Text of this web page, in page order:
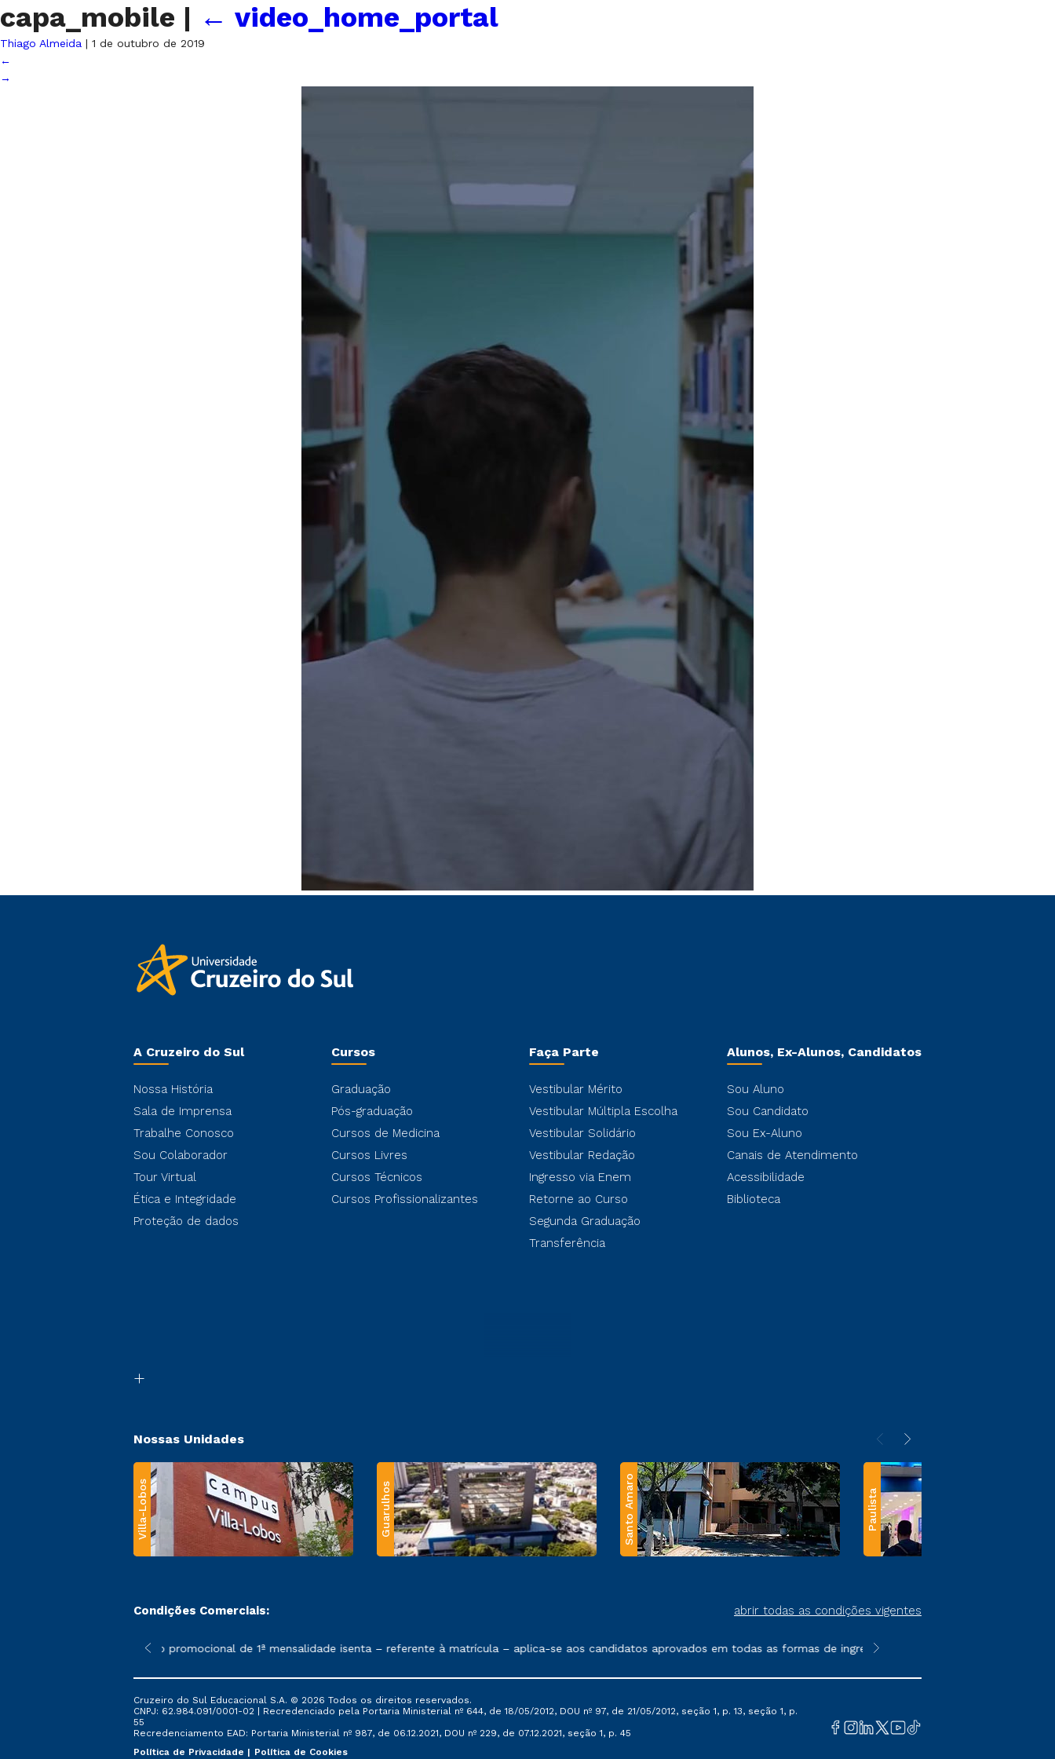
capa_mobile | ← video_home_portal
Thiago Almeida | 1 de outubro de 2019
←
→
A Cruzeiro do Sul
Nossa História
Sala de Imprensa
Trabalhe Conosco
Sou Colaborador
Tour Virtual
Ética e Integridade
Proteção de dados
Cursos
Graduação
Pós-graduação
Cursos de Medicina
Cursos Livres
Cursos Técnicos
Cursos Profissionalizantes
Faça Parte
Vestibular Mérito
Vestibular Múltipla Escolha
Vestibular Solidário
Vestibular Redação
Ingresso via Enem
Retorne ao Curso
Segunda Graduação
Transferência
Alunos, Ex-Alunos, Candidatos
Sou Aluno
Sou Candidato
Sou Ex-Aluno
Canais de Atendimento
Acessibilidade
Biblioteca
Nossas Unidades
Villa-Lobos Guarulhos Santo Amaro Paulista
Condições Comerciais: abrir todas as condições vigentes
sofrer alterações nos períodos de rematrícula conforme exposto no contrato de prestação de serviços.
*A condição promocional de 1ª mensalidade isenta – referente à matrícula – aplica-se aos candidatos aprovados em todas as formas de ingresso, exceto na prova on-line ou
**Semipresencial e EAD são
Cruzeiro do Sul Educacional S.A. © 2026 Todos os direitos reservados.
CNPJ: 62.984.091/0001-02 | Recredenciado pela Portaria Ministerial nº 644, de 18/05/2012, DOU nº 97, de 21/05/2012, seção 1, p. 13, seção 1, p.
55
Recredenciamento EAD: Portaria Ministerial nº 987, de 06.12.2021, DOU nº 229, de 07.12.2021, seção 1, p. 45
Política de Privacidade
Política de Cookies